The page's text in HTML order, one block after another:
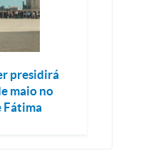
presidirá
maio no
Fátima